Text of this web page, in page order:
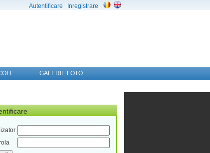
Autentificare Inregistrare
GALERIE FOTO